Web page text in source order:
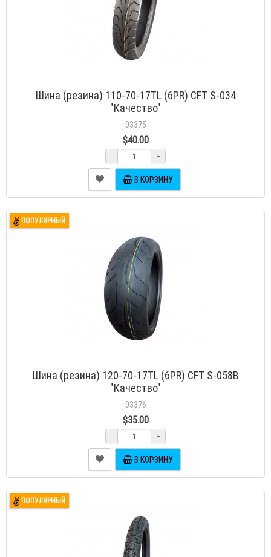
Шина (резина) 110-70-17TL (6PR) CFT S-034
"Качество"
03375
$40.00
- +
В КОРЗИНУ
ПОПУЛЯРНЫЙ
Шина (резина) 120-70-17TL (6PR) CFT S-058B
"Качество"
03376
$35.00
- +
В КОРЗИНУ
ПОПУЛЯРНЫЙ